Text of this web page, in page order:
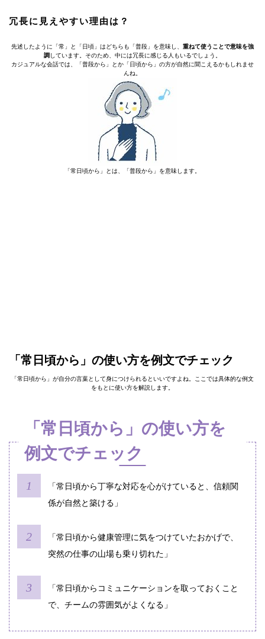
冗長に見えやすい理由は？
先述したように「常」と「日頃」はどちらも「普段」を意味し、 重ねて使うことで意味を強
調 しています。そのため、中には冗長に感じる人もいるでしょう。
カジュアルな会話では、「普段から」とか「日頃から」の方が自然に聞こえるかもしれませ
んね。
「常日頃から」とは、「普段から」を意味します。
「常日頃から」の使い方を例文でチェック
「常日頃から」が自分の言葉として身につけられるといいですよね。ここでは具体的な例文
をもとに使い方を解説します。
「常日頃から」の使い方を
例文でチェック
「常日頃から丁寧な対応を心がけていると、信頼関
係が自然と築ける」
「常日頃から健康管理に気をつけていたおかげで、
突然の仕事の山場も乗り切れた」
「常日頃からコミュニケーションを取っておくこと
で、チームの雰囲気がよくなる」